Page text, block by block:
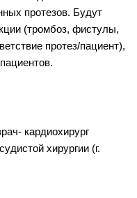
протезов. Будут
(тромбоз, фистулы,
протез/пациент),
кардиохирург
хирургии (г.